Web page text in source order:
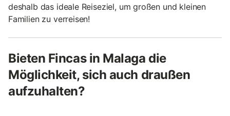
deshalb das ideale Reiseziel, um großen und kleinen
Familien zu verreisen!
Bieten Fincas in Malaga die
Möglichkeit, sich auch draußen
aufzuhalten?